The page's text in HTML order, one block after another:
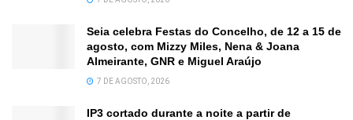
Seia celebra Festas do Concelho, de 12 a 15 de
agosto, com Mizzy Miles, Nena & Joana
Almeirante, GNR e Miguel Araújo
7 DE AGOSTO, 2026
IP3 cortado durante a noite a partir de